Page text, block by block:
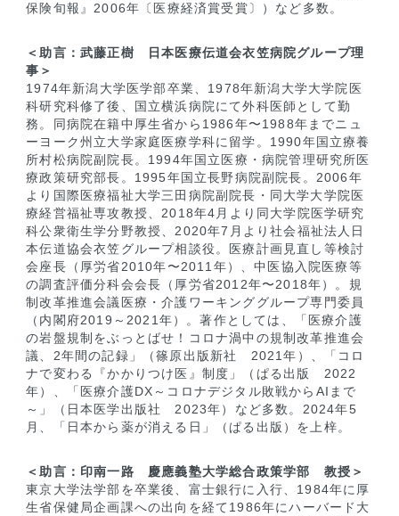
保険旬報』2006年〔医療経済賞受賞〕）など多数。
＜ 助言：武藤正樹 日本医療伝道会衣笠病院グループ理
事 ＞
1974年新潟大学医学部卒業、1978年新潟大学大学院医
科研究科修了後、国立横浜病院にて外科医師として勤
務。同病院在籍中厚生省から1986年〜1988年までニュ
ーヨーク州立大学家庭医療学科に留学。1990年国立療養
所村松病院副院長。1994年国立医療・病院管理研究所医
療政策研究部長。1995年国立長野病院副院長。2006年
より国際医療福祉大学三田病院副院長・同大学大学院医
療経営福祉専攻教授、2018年4月より同大学院医学研究
科公衆衛生学分野教授、2020年7月より社会福祉法人日
本伝道協会衣笠グループ相談役。医療計画見直し等検討
会座長（厚労省2010年〜2011年）、中医協入院医療等
の調査評価分科会会長（厚労省2012年〜2018年）。規
制改革推進会議医療・介護ワーキンググループ専門委員
（内閣府2019～2021年）。著作としては、「医療介護
の岩盤規制をぶっとばせ！コロナ渦中の規制改革推進会
議、2年間の記録」（篠原出版新社 2021年）、「コロ
ナで変わる『かかりつけ医』制度」（ぱる出版 2022
年）、「医療介護DX～コロナデジタル敗戦からAIまで
～」（日本医学出版社 2023年）など多数。2024年5
月、「日本から薬が消える日」（ぱる出版）を上梓。
＜助言：印南一路 慶應義塾大学総合政策学部 教授＞
東京大学法学部を卒業後、富士銀行に入行、1984年に厚
生省保健局企画課への出向を経て1986年にハーバード大